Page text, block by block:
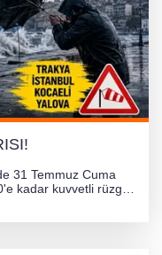
31 Temmuz Cuma
kadar kuvvetli rüzgar